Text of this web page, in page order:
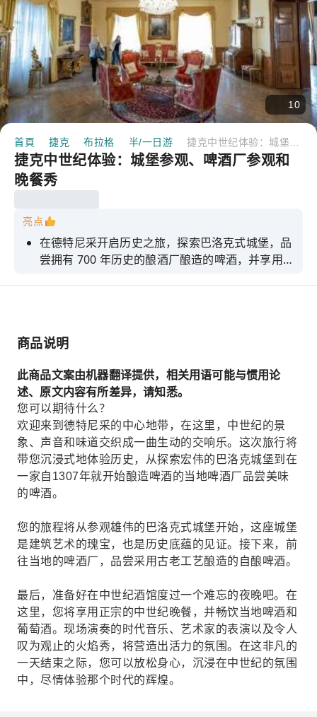
10
首頁 捷克 布拉格 半/一日游
捷克中世纪体验：城堡参观、啤酒厂参观和
晚餐秀
亮点
在德特尼采开启历史之旅，探索巴洛克式城堡，品
尝拥有 700 年历史的酿酒厂酿造的啤酒，并享用正
商品说明
此商品文案由机器翻译提供，相关用语可能与惯用论
述、原文内容有所差异，请知悉。
您可以期待什么？
欢迎来到德特尼采的中心地带，在这里，中世纪的景
象、声音和味道交织成一曲生动的交响乐。这次旅行将
带您沉浸式地体验历史，从探索宏伟的巴洛克城堡到在
一家自1307年就开始酿造啤酒的当地啤酒厂品尝美味
的啤酒。
您的旅程将从参观雄伟的巴洛克式城堡开始，这座城堡
是建筑艺术的瑰宝，也是历史底蕴的见证。接下来，前
往当地的啤酒厂，品尝采用古老工艺酿造的自酿啤酒。
最后，准备好在中世纪酒馆度过一个难忘的夜晚吧。在
这里，您将享用正宗的中世纪晚餐，并畅饮当地啤酒和
葡萄酒。现场演奏的时代音乐、艺术家的表演以及令人
叹为观止的火焰秀，将营造出活力的氛围。在这非凡的
一天结束之际，您可以放松身心，沉浸在中世纪的氛围
中，尽情体验那个时代的辉煌。